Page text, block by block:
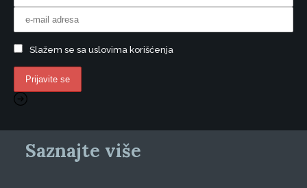
Slažem se sa uslovima korišćenja
Saznajte više